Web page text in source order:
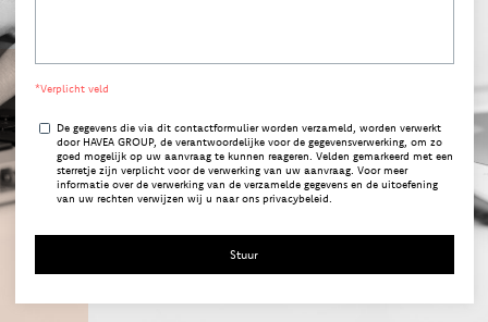
*Verplicht veld
De gegevens die via dit contactformulier worden verzameld, worden verwerkt
door HAVEA GROUP, de verantwoordelijke voor de gegevensverwerking, om zo
goed mogelijk op uw aanvraag te kunnen reageren. Velden gemarkeerd met een
sterretje zijn verplicht voor de verwerking van uw aanvraag. Voor meer
informatie over de verwerking van de verzamelde gegevens en de uitoefening
van uw rechten verwijzen wij u naar ons privacybeleid.